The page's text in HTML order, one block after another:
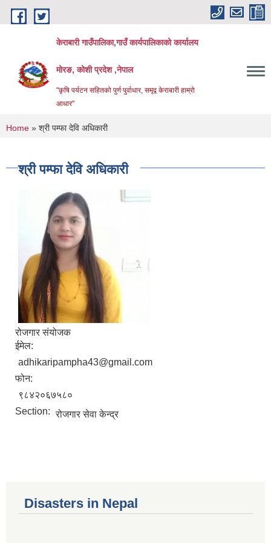
Skip to main content
केराबारी गाउँपालिका,गाउँ कार्यपालिकाको कार्यालय
मोरङ, कोशी प्रदेश ,नेपाल
"कृषि पर्यटन सहितको पुर्ण पुर्वाधार, समृद्व केराबारी हाम्रो
आधार"
You are here
Home » श्री पम्फा देवि अधिकारी
श्री पम्फा देवि अधिकारी
रोजगार संयोजक
ईमेल:
adhikaripampha43@gmail.com
फोन:
९८४२०६७५८०
Section: रोजगार सेवा केन्द्र
Disasters in Nepal